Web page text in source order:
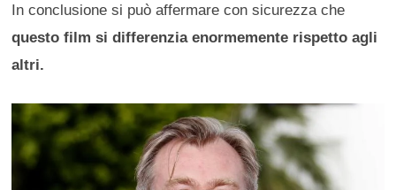
In conclusione si può affermare con sicurezza che
questo film si differenzia enormemente rispetto agli
altri.